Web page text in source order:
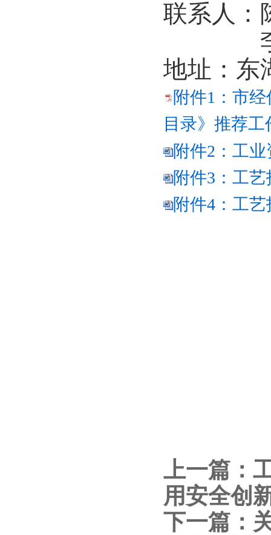
联系人：
李
地址：东
附件1：市
目录》推荐
附件2：工
附件3：工
附件4：工
上一篇：
用安全创
下一篇：